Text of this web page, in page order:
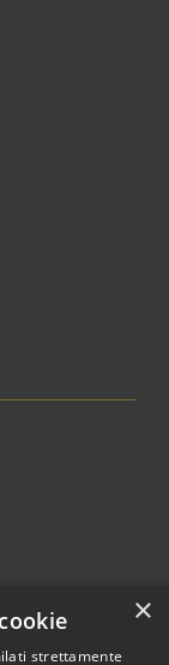
×
strettamente